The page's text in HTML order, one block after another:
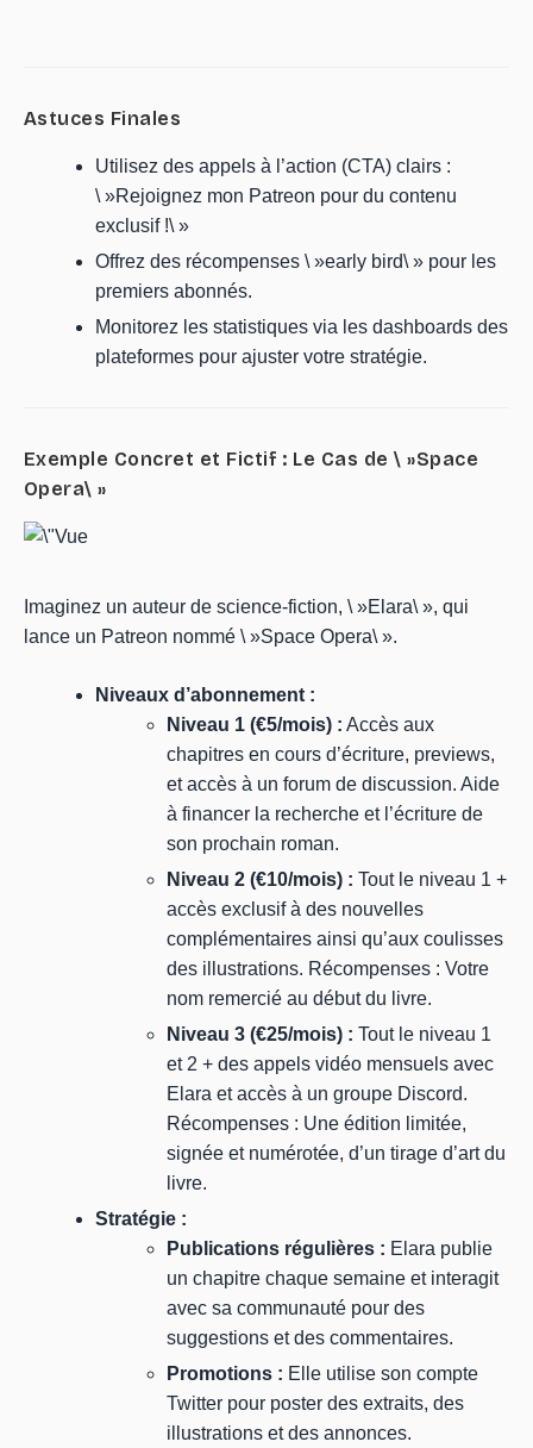
Astuces Finales
Utilisez des appels à l’action (CTA) clairs :
\ »Rejoignez mon Patreon pour du contenu
exclusif !\ »
Offrez des récompenses \ »early bird\ » pour les
premiers abonnés.
Monitorez les statistiques via les dashboards des
plateformes pour ajuster votre stratégie.
Exemple Concret et Fictif : Le Cas de \ »Space
Opera\ »
Imaginez un auteur de science-fiction, \ »Elara\ », qui
lance un Patreon nommé \ »Space Opera\ ».
Niveaux d’abonnement :
Niveau 1 (€5/mois) : Accès aux
chapitres en cours d’écriture, previews,
et accès à un forum de discussion. Aide
à financer la recherche et l’écriture de
son prochain roman.
Niveau 2 (€10/mois) : Tout le niveau 1 +
accès exclusif à des nouvelles
complémentaires ainsi qu’aux coulisses
des illustrations. Récompenses : Votre
nom remercié au début du livre.
Niveau 3 (€25/mois) : Tout le niveau 1
et 2 + des appels vidéo mensuels avec
Elara et accès à un groupe Discord.
Récompenses : Une édition limitée,
signée et numérotée, d’un tirage d’art du
livre.
Stratégie :
Publications régulières : Elara publie
un chapitre chaque semaine et interagit
avec sa communauté pour des
suggestions et des commentaires.
Promotions : Elle utilise son compte
Twitter pour poster des extraits, des
illustrations et des annonces.